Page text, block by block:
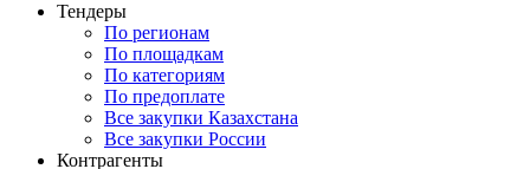
Тендеры
По регионам
По площадкам
По категориям
По предоплате
Все закупки Казахстана
Все закупки России
Контрагенты